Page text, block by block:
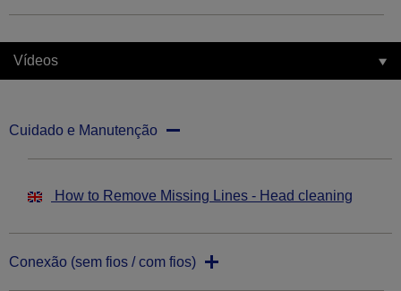
Vídeos
Cuidado e Manutenção
How to Remove Missing Lines - Head cleaning
Conexão (sem fios / com fios)